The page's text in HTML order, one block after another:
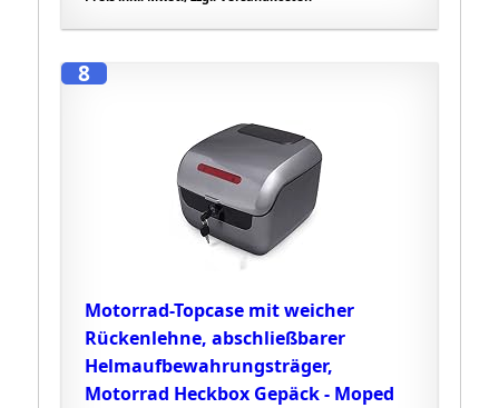
8
Motorrad-Topcase mit weicher
Rückenlehne, abschließbarer
Helmaufbewahrungsträger,
Motorrad Heckbox Gepäck - Moped